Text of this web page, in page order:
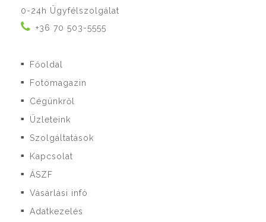
0-24h Ügyfélszolgálat
+36 70 503-5555
■ Főoldal
■ Fotómagazin
■ Cégünkről
■ Üzleteink
■ Szolgáltatások
■ Kapcsolat
■ ÁSZF
■ Vásárlási infó
■ Adatkezelés